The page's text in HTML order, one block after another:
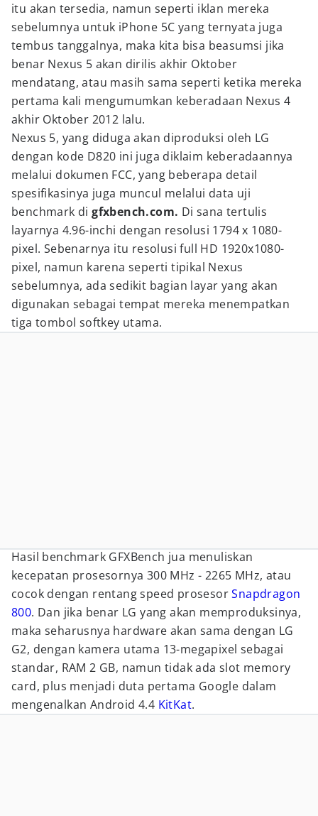
itu akan tersedia, namun seperti iklan mereka
sebelumnya untuk iPhone 5C yang ternyata juga
tembus tanggalnya, maka kita bisa beasumsi jika
benar Nexus 5 akan dirilis akhir Oktober
mendatang, atau masih sama seperti ketika mereka
pertama kali mengumumkan keberadaan Nexus 4
akhir Oktober 2012 lalu.
Nexus 5, yang diduga akan diproduksi oleh LG
dengan kode D820 ini juga diklaim keberadaannya
melalui dokumen FCC, yang beberapa detail
spesifikasinya juga muncul melalui data uji
benchmark digfxbench.com. Di sana tertulis
layarnya 4.96-inchi dengan resolusi 1794 x 1080-
pixel. Sebenarnya itu resolusi full HD 1920x1080-
pixel, namun karena seperti tipikal Nexus
sebelumnya, ada sedikit bagian layar yang akan
digunakan sebagai tempat mereka menempatkan
tiga tombol softkey utama.
Hasil benchmark GFXBench jua menuliskan
kecepatan prosesornya 300 MHz - 2265 MHz, atau
cocok dengan rentang speed prosesorSnapdragon
800. Dan jika benar LG yang akan memproduksinya,
maka seharusnya hardware akan sama dengan LG
G2, dengan kamera utama 13-megapixel sebagai
standar, RAM 2 GB, namun tidak ada slot memory
card, plus menjadi duta pertama Google dalam
mengenalkan Android 4.4 KitKat.